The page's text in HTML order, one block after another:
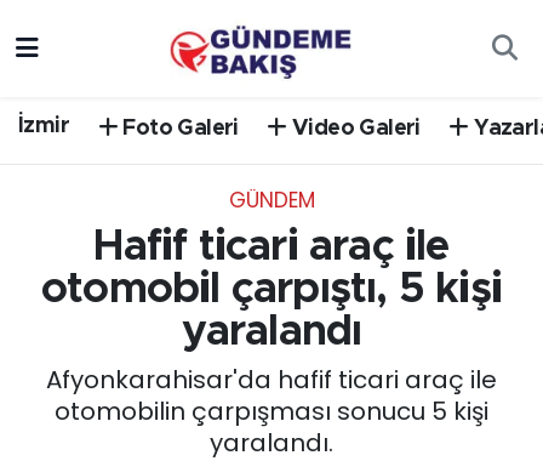
İzmir Foto Galeri Video Galeri
GÜNDEM
Hafif ticari araç ile
otomobil çarpıştı, 5 kişi
yaralandı
Afyonkarahisar'da hafif ticari araç ile
otomobilin çarpışması sonucu 5 kişi
yaralandı.
EGE
EKONOMİ
Süper Lig Puan Durumu ve Fikstür
Tüm Manşetler
Son Dakika Haberleri